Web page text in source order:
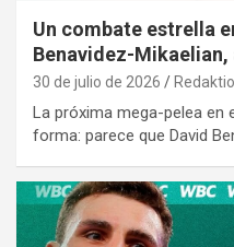
Un combate estrella
Benavidez-
30 de julio de 2026
La próxima mega-pelea en
forma: parece que David